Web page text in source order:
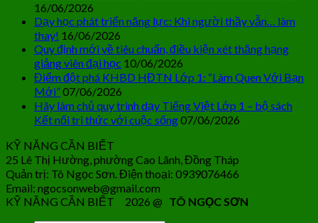
16/06/2026
Dạy học phát triển năng lực: Khi người thầy vẫn… làm
thay! 16/06/2026
Quy định mới về tiêu chuẩn, điều kiện xét thăng hạng
giảng viên đại học 10/06/2026
Điểm đột phá KHBD HĐTN Lớp 1: “Làm Quen Với Bạn
Mới”07/06/2026
Hãy làm chủ quy trình dạy Tiếng Việt Lớp 1 – bộ sách
Kết nối tri thức với cuộc sống07/06/2026
KỸ NĂNG CẦN BIẾT
25 Lê Thị Hường, phường Cao Lãnh, Đồng Tháp
Quản trị: Tô Ngọc Sơn. Điện thoại: 0939076466
Email: ngocsonweb@gmail.com
KỸ NĂNG CẦN BIẾT 2026 @ TÔ NGỌC SƠN